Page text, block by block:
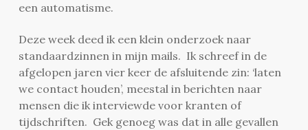
een automatisme.
Deze week deed ik een klein onderzoek naar
standaardzinnen in mijn mails. Ik schreef in de
afgelopen jaren vier keer de afsluitende zin: ‘laten
we contact houden’, meestal in berichten naar
mensen die ik interviewde voor kranten of
tijdschriften. Gek genoeg was dat in alle gevallen